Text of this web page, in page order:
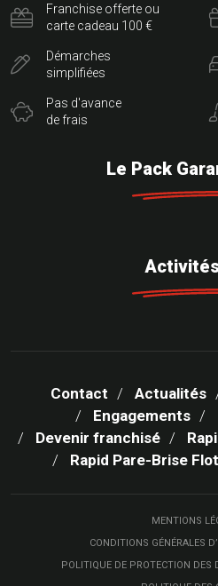
Franchise offerte ou
carte cadeau 100 €
Démarches
simplifiées
Pas d'avance
de frais
Le Pack
Contact Actualités
Engagements
Devenir franchisé
Rapid Pare-Brise
MENTIONS
CONDITIONS GÉNÉRALES
POLITIQUE DE PROTECTION DES